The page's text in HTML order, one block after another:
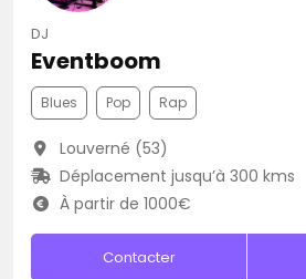
DJ
Eventboom
Blues Pop Rap
Louverné (53)
Déplacement jusqu’à 300 kms
À partir de 1000€
Contacter